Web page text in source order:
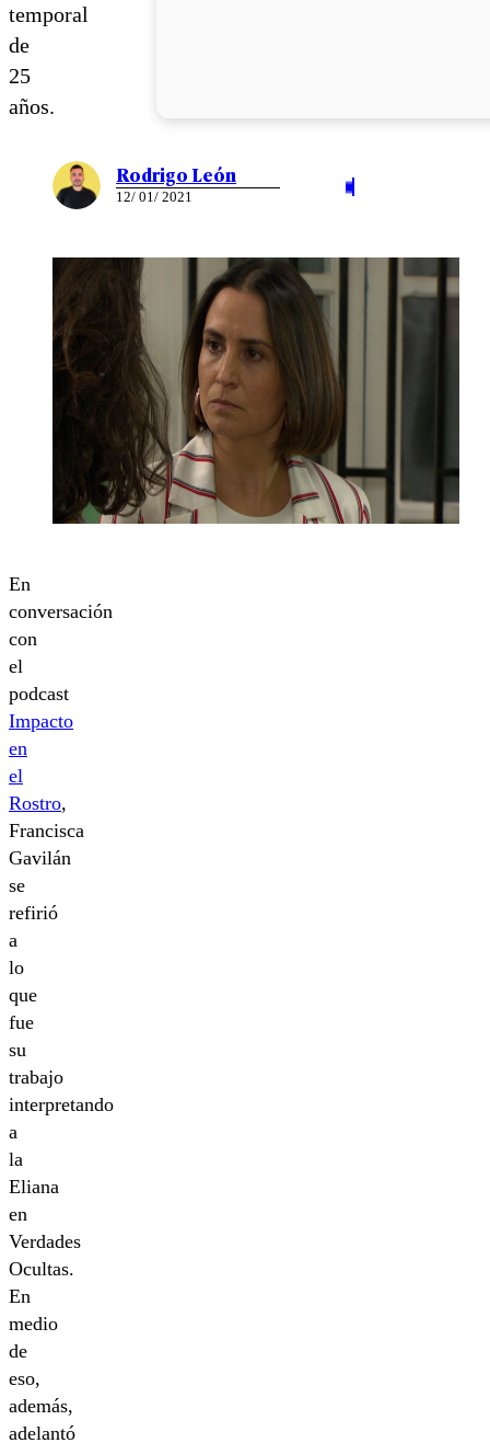
temporal
de
25
años.
Rodrigo León
12/ 01/ 2021
En
conversación
con
el
podcast
Impacto
en
el
Rostro,
Francisca
Gavilán
se
refirió
a
lo
que
fue
su
trabajo
interpretando
a
la
Eliana
en
Verdades
Ocultas.
En
medio
de
eso,
además,
adelantó